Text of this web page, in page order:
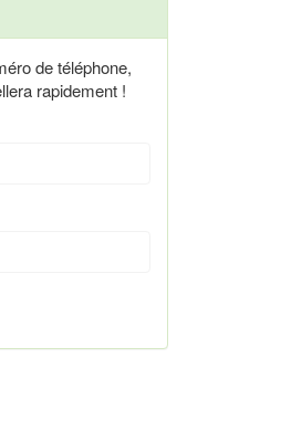
de téléphone,
rapidement !